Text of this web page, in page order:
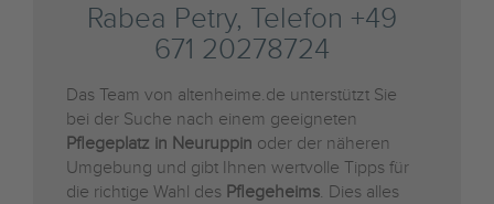
Rabea Petry, Telefon +49
671 20278724
Das Team von altenheime.de unterstützt Sie
bei der Suche nach einem geeigneten
Pflegeplatz in Neuruppin oder der näheren
Umgebung und gibt Ihnen wertvolle Tipps für
die richtige Wahl des Pflegeheims. Dies alles